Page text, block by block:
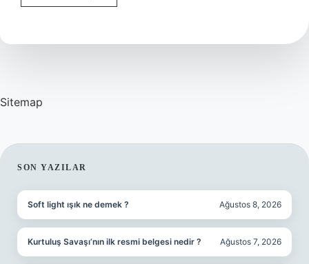
Türkçede
Gelir
Sitemap
SIDEBAR
SON YAZILAR
Soft light ışık ne demek ? Ağustos 8, 2026
Kurtuluş Savaşı’nın ilk resmi belgesi nedir ? Ağustos 7, 2026